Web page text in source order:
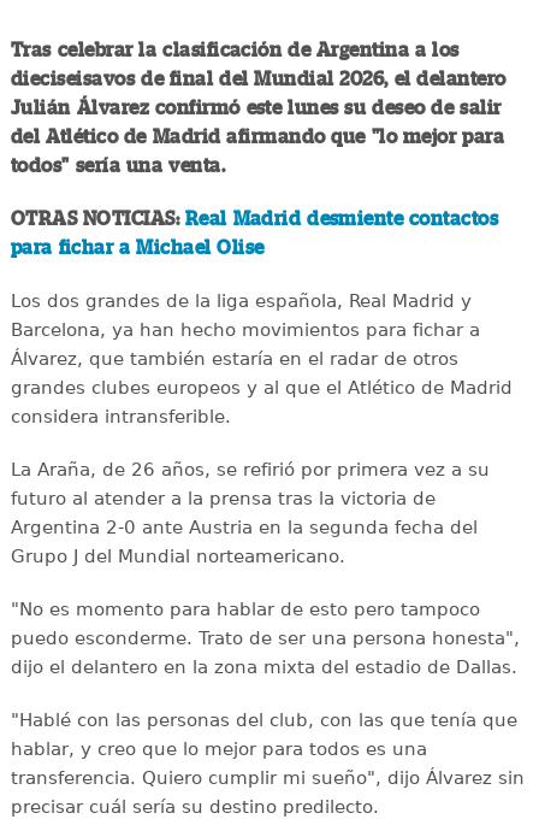
Tras celebrar la clasificación de Argentina a los
dieciseisavos de final del Mundial 2026, el delantero
Julián Álvarez confirmó este lunes su deseo de salir
del Atlético de Madrid afirmando que "lo mejor para
todos" sería una venta.
OTRAS NOTICIAS: Real Madrid desmiente contactos
para fichar a Michael Olise
Los dos grandes de la liga española, Real Madrid y
Barcelona, ya han hecho movimientos para fichar a
Álvarez, que también estaría en el radar de otros
grandes clubes europeos y al que el Atlético de Madrid
considera intransferible.
La Araña, de 26 años, se refirió por primera vez a su
futuro al atender a la prensa tras la victoria de
Argentina 2-0 ante Austria en la segunda fecha del
Grupo J del Mundial norteamericano.
"No es momento para hablar de esto pero tampoco
puedo esconderme. Trato de ser una persona honesta",
dijo el delantero en la zona mixta del estadio de Dallas.
"Hablé con las personas del club, con las que tenía que
hablar, y creo que lo mejor para todos es una
transferencia. Quiero cumplir mi sueño", dijo Álvarez sin
precisar cuál sería su destino predilecto.